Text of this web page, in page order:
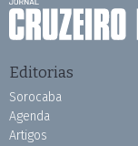
Editorias
Sorocaba
Agenda
Artigos